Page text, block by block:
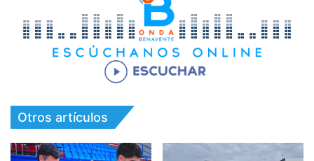
Otros artículos